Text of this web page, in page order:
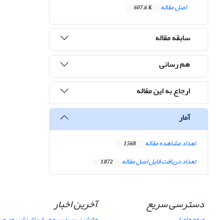
اصل مقاله
607.6 K
سابقه مقاله
هم رسانی
ارجاع به این مقاله
آمار
تعداد مشاهده مقاله 1,568
تعداد دریافت فایل اصل مقاله 1,872
دسترسی سریع آخرین اخبار